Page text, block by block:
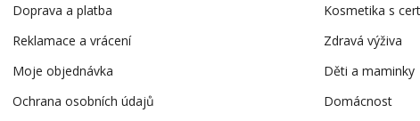
Doprava a platba
Reklamace a vrácení
Moje objednávka
Ochrana osobních údajů
Kosmetika s
Zdravá výživa
Děti a maminky
Domácnost